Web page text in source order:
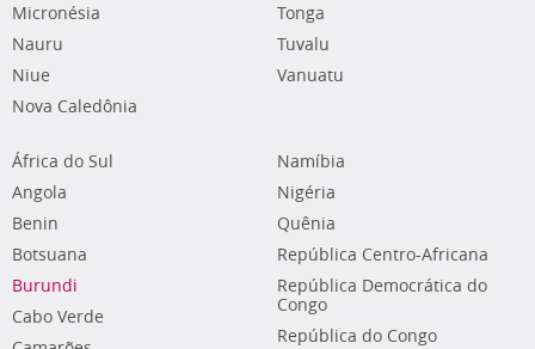
Micronésia
Nauru
Niue
Nova Caledônia
Tonga
Tuvalu
Vanuatu
África do Sul
Angola
Benin
Botsuana
Burundi
Cabo Verde
Namíbia
Nigéria
Quênia
República Centro-Africana
República Democrática do
Congo
República do Congo